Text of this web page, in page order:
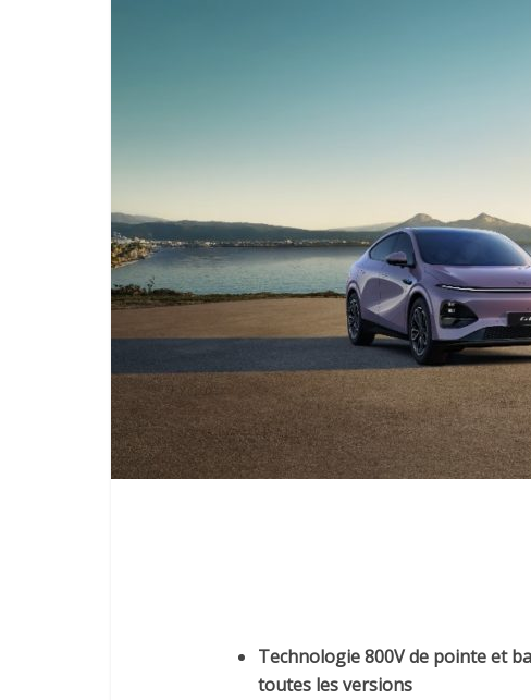
Technologie 800V de pointe et
toutes les versions